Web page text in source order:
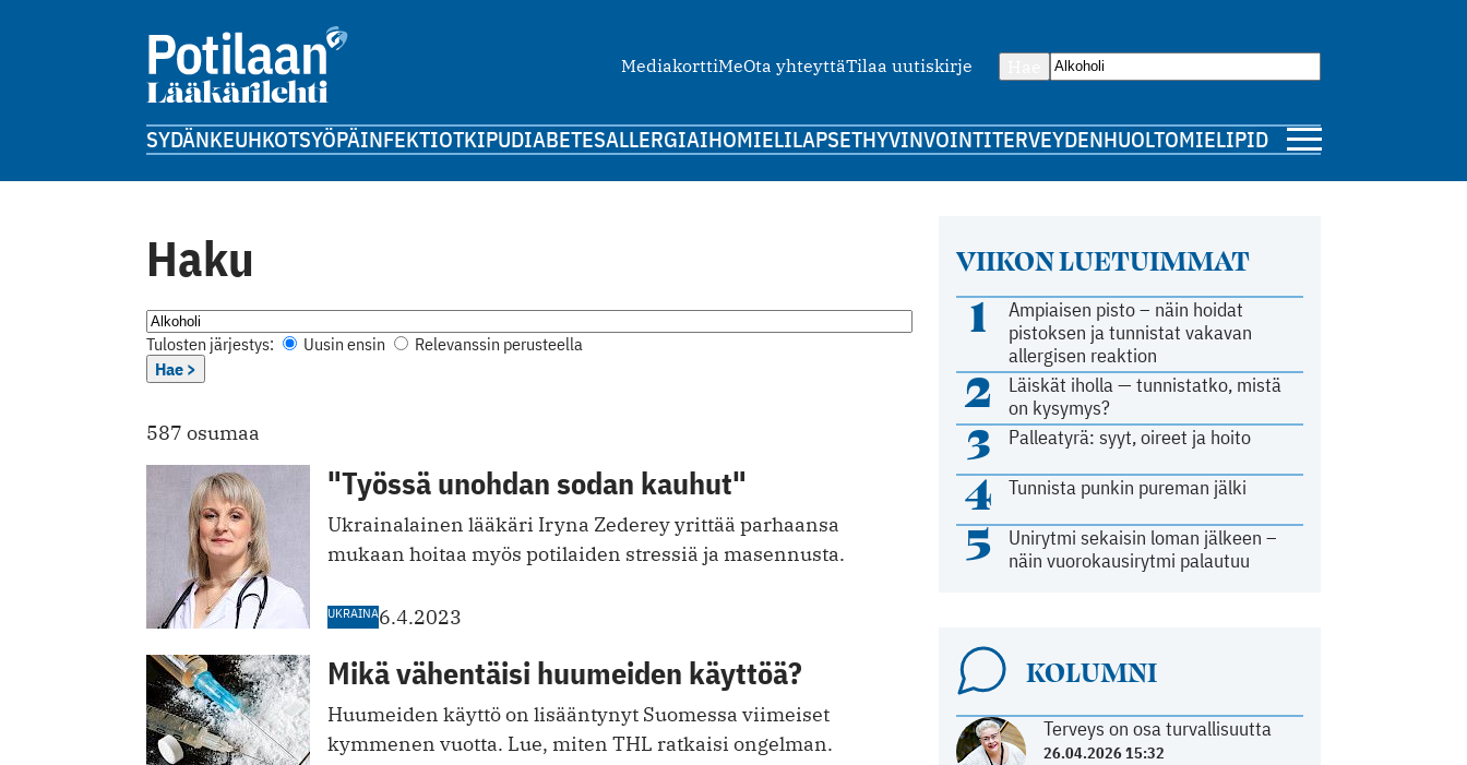
MediakorttiMeOta yhteyttäTilaa uutiskirje
SYDÄNKEUHKOTSYÖPÄINFEKTIOTKIPUDIABETESALLERGIAIHOMIELILAPSETHYVINVOINTITERVEYDENHUOLTOMIELIPIDE
Haku
Tulosten järjestys: Uusin ensin
Relevanssin perusteella
Hae >
587 osumaa
"Työssä unohdan sodan kauhut"
Ukrainalainen lääkäri Iryna Zederey yrittää parhaansa
mukaan hoitaa myös potilaiden stressiä ja masennusta.
UKRAINA6.4.2023
Mikä vähentäisi huumeiden käyttöä?
Huumeiden käyttö on lisääntynyt Suomessa viimeiset
kymmenen vuotta. Lue, miten THL ratkaisi ongelman.
VIIKON LUETUIMMAT
1
Ampiaisen pisto – näin hoidat
pistoksen ja tunnistat vakavan
allergisen reaktion
2
Läiskät iholla — tunnistatko, mistä
on kysymys?
3 Palleatyrä: syyt, oireet ja hoito
4 Tunnista punkin pureman jälki
5
Unirytmi sekaisin loman jälkeen –
näin vuorokausirytmi palautuu
KOLUMNI
Terveys on osa turvallisuutta
26.04.2026 15:32